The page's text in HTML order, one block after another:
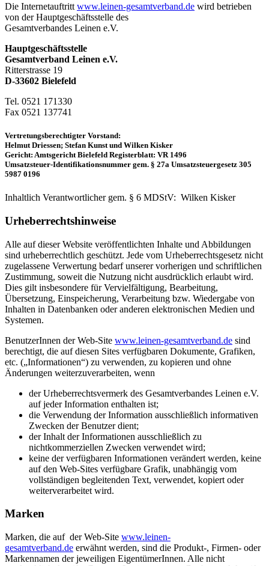
Die Internetauftritt www.leinen-gesamtverband.de wird betrieben
von der Hauptgeschäftsstelle des
Gesamtverbandes Leinen e.V.
Hauptgeschäftsstelle
Gesamtverband Leinen e.V.
Ritterstrasse 19
D-33602 Bielefeld
Tel. 0521 171330
Fax 0521 137741
Vertretungsberechtigter Vorstand:
Helmut Driessen; Stefan Kunst und Wilken Kisker
Gericht: Amtsgericht Bielefeld Registerblatt: VR 1496
Umsatzsteuer-Identifikationsnummer gem. § 27a Umsatzsteuergesetz 305
5987 0196
Inhaltlich Verantwortlicher gem. § 6 MDStV: Wilken Kisker
Urheberrechtshinweise
Alle auf dieser Website veröffentlichten Inhalte und Abbildungen
sind urheberrechtlich geschützt. Jede vom Urheberrechtsgesetz nicht
zugelassene Verwertung bedarf unserer vorherigen und schriftlichen
Zustimmung, soweit die Nutzung nicht ausdrücklich erlaubt wird.
Dies gilt insbesondere für Vervielfältigung, Bearbeitung,
Übersetzung, Einspeicherung, Verarbeitung bzw. Wiedergabe von
Inhalten in Datenbanken oder anderen elektronischen Medien und
Systemen.
BenutzerInnen der Web-Site www.leinen-gesamtverband.de sind
berechtigt, die auf diesen Sites verfügbaren Dokumente, Grafiken,
etc. („Informationen“) zu verwenden, zu kopieren und ohne
Änderungen weiterzuverarbeiten, wenn
der Urheberrechtsvermerk des Gesamtverbandes Leinen e.V.
auf jeder Information enthalten ist;
die Verwendung der Information ausschließlich informativen
Zwecken der Benutzer dient;
der Inhalt der Informationen ausschließlich zu
nichtkommerziellen Zwecken verwendet wird;
keine der verfügbaren Informationen verändert werden, keine
auf den Web-Sites verfügbare Grafik, unabhängig vom
vollständigen begleitenden Text, verwendet, kopiert oder
weiterverarbeitet wird.
Marken
Marken, die auf der Web-Site www.leinen-
gesamtverband.de erwähnt werden, sind die Produkt-, Firmen- oder
Markennamen der jeweiligen EigentümerInnen. Alle nicht